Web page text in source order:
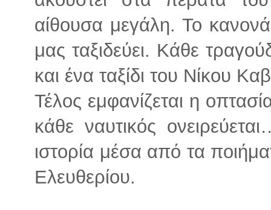
αίθουσα μεγάλη. Το
μας ταξιδεύει. Κάθε
και ένα ταξίδι του Νίκου
Τέλος εμφανίζεται η
κάθε ναυτικός
ιστορία μέσα από τα
Ελευθερίου.